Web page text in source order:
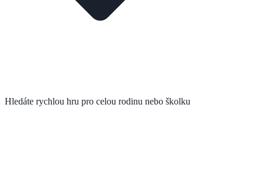
Hledáte rychlou hru pro celou rodinu nebo školku